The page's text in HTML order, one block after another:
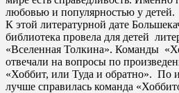
любовью и популярностью у детей.
К этой литературной дате
библиотека провела для детей
«Вселенная Толкина». Команды
отвечали на вопросы по
«Хоббит, или Туда и обратно». По
лучше справилась команда